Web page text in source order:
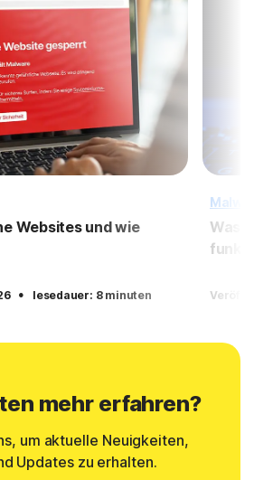
Websites und wie
· lesedauer: 8 minuten
Was
mehr erfahren?
um aktuelle Neuigkeiten,
Updates zu erhalten.